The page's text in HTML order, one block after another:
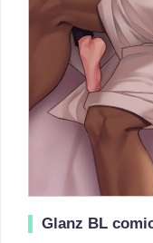
Glanz BL